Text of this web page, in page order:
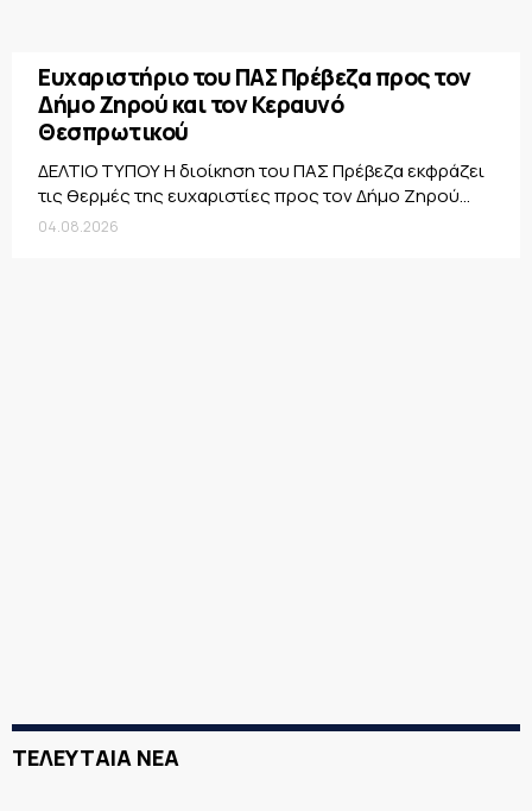
Ευχαριστήριο του ΠΑΣ Πρέβεζα προς τον
Δήμο Ζηρού και τον Κεραυνό
Θεσπρωτικού
ΔΕΛΤΙΟ ΤΥΠΟΥ Η διοίκηση του ΠΑΣ Πρέβεζα εκφράζει
τις θερμές της ευχαριστίες προς τον Δήμο Ζηρού...
04.08.2026
ΤΕΛΕΥΤΑΙΑ ΝΕΑ